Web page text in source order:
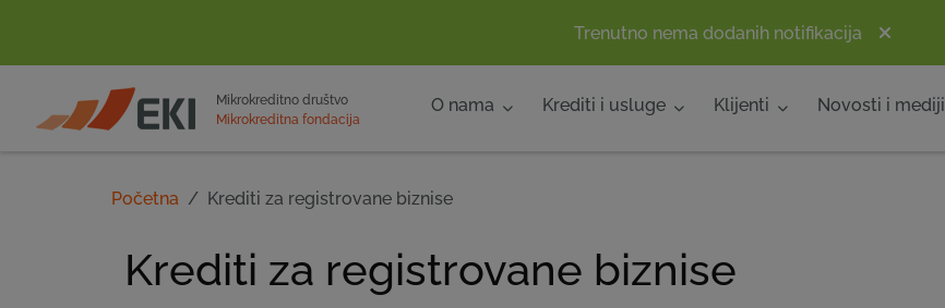
Trenutno nema dodanih notifikacija
POČETNA
Mikrokreditno društvo
Mikrokreditna fondacija
O nama Krediti i usluge Klijenti Novosti i mediji
Početna Krediti za registrovane biznise
Krediti za registrovane biznise